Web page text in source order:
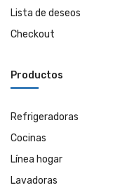
Lista de deseos
Checkout
Productos
Refrigeradoras
Cocinas
Línea hogar
Lavadoras